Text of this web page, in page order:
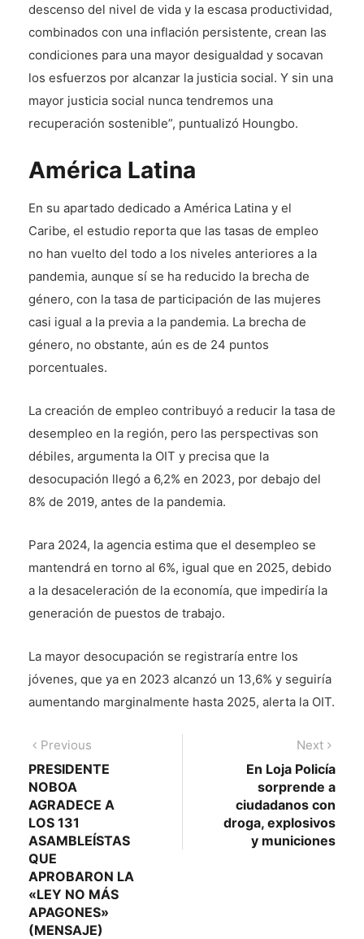
descenso del nivel de vida y la escasa productividad,
combinados con una inflación persistente, crean las
condiciones para una mayor desigualdad y socavan
los esfuerzos por alcanzar la justicia social. Y sin una
mayor justicia social nunca tendremos una
recuperación sostenible”, puntualizó Houngbo.
América Latina
En su apartado dedicado a América Latina y el
Caribe, el estudio reporta que las tasas de empleo
no han vuelto del todo a los niveles anteriores a la
pandemia, aunque sí se ha reducido la brecha de
género, con la tasa de participación de las mujeres
casi igual a la previa a la pandemia. La brecha de
género, no obstante, aún es de 24 puntos
porcentuales.
La creación de empleo contribuyó a reducir la tasa de
desempleo en la región, pero las perspectivas son
débiles, argumenta la OIT y precisa que la
desocupación llegó a 6,2% en 2023, por debajo del
8% de 2019, antes de la pandemia.
Para 2024, la agencia estima que el desempleo se
mantendrá en torno al 6%, igual que en 2025, debido
a la desaceleración de la economía, que impediría la
generación de puestos de trabajo.
La mayor desocupación se registraría entre los
jóvenes, que ya en 2023 alcanzó un 13,6% y seguiría
aumentando marginalmente hasta 2025, alerta la OIT.
Navegación
de
entradas
Previous
post:
PRESIDENTE
NOBOA
AGRADECE A
LOS 131
ASAMBLEÍSTAS
QUE
APROBARON LA
«LEY NO MÁS
APAGONES»
(MENSAJE)
Next
post:
En Loja Policía
sorprende a
ciudadanos con
droga, explosivos
y municiones